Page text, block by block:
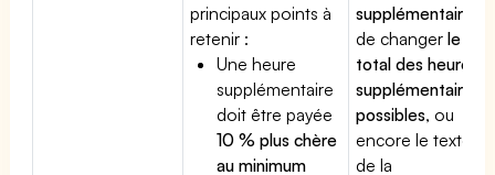
principaux points à
retenir :
Une heure
supplémentaire
doit être payée
10 % plus chère
au minimum
supplémentaire
de changerle
total des heures
supplémentaires
possibles, ou
encore le texte
de la